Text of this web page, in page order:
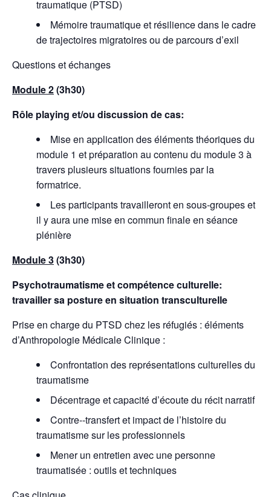
traumatique (PTSD)
Mémoire traumatique et résilience dans le cadre
de trajectoires migratoires ou de parcours d’exil
Questions et échanges
Module 2(3h30)
Rôle playing et/ou discussion de cas:
Mise en application des éléments théoriques du
module 1 et préparation au contenu du module 3 à
travers plusieurs situations fournies par la
formatrice.
Les participants travailleront en sous-groupes et
il y aura une mise en commun finale en séance
plénière
Module 3(3h30)
Psychotraumatisme et compétence culturelle:
travailler sa posture en situation transculturelle
Prise en charge du PTSD chez les réfugiés : éléments
d’Anthropologie Médicale Clinique :
Confrontation des représentations culturelles du
traumatisme
Décentrage et capacité d’écoute du récit narratif
Contre-­‐transfert et impact de l’histoire du
traumatisme sur les professionnels
Mener un entretien avec une personne
traumatisée : outils et techniques